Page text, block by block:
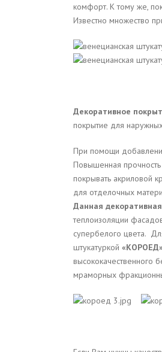
комфорт. К тому же,
Известно множество
Декоративное
покрытие для
При помощи
Повышенная
покрывать акриловой
для отделочных
Данная
теплоизоляции
супербелого цвета.
штукатуркой
высококачественного
мраморных